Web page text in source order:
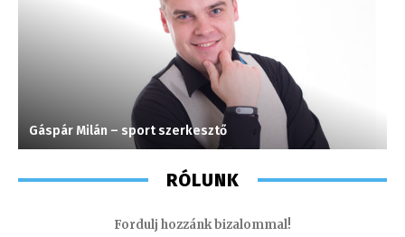
Gáspár Milán – sport szerkesztő
RÓLUNK
Fordulj hozzánk bizalommal!